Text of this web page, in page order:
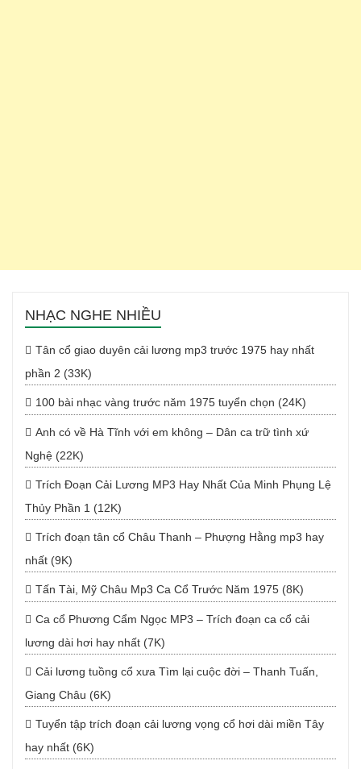
NHẠC NGHE NHIỀU
Tân cổ giao duyên cải lương mp3 trước 1975 hay nhất
phần 2 (33K)
100 bài nhạc vàng trước năm 1975 tuyển chọn (24K)
Anh có về Hà Tĩnh với em không – Dân ca trữ tình xứ
Nghệ (22K)
Trích Đoạn Cải Lương MP3 Hay Nhất Của Minh Phụng Lệ
Thủy Phần 1 (12K)
Trích đoạn tân cổ Châu Thanh – Phượng Hằng mp3 hay
nhất (9K)
Tấn Tài, Mỹ Châu Mp3 Ca Cổ Trước Năm 1975 (8K)
Ca cổ Phương Cẩm Ngọc MP3 – Trích đoạn ca cổ cải
lương dài hơi hay nhất (7K)
Cải lương tuồng cổ xưa Tìm lại cuộc đời – Thanh Tuấn,
Giang Châu (6K)
Tuyển tập trích đoạn cải lương vọng cổ hơi dài miền Tây
hay nhất (6K)